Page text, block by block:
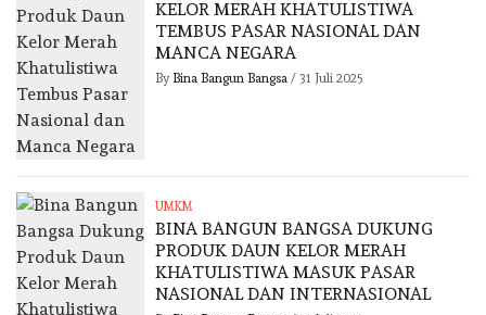
KELOR MERAH KHATULISTIWA
TEMBUS PASAR NASIONAL DAN
MANCA NEGARA
By Bina Bangun Bangsa/ 31 Juli 2025
UMKM
BINA BANGUN BANGSA DUKUNG
PRODUK DAUN KELOR MERAH
KHATULISTIWA MASUK PASAR
NASIONAL DAN INTERNASIONAL